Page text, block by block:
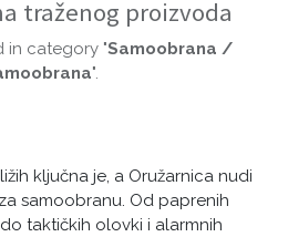
traženog proizvoda
in category "Samoobrana /
".
ključna je, a Oružarnica nudi
samoobranu. Od paprenih
taktičkih olovki i alarmnih